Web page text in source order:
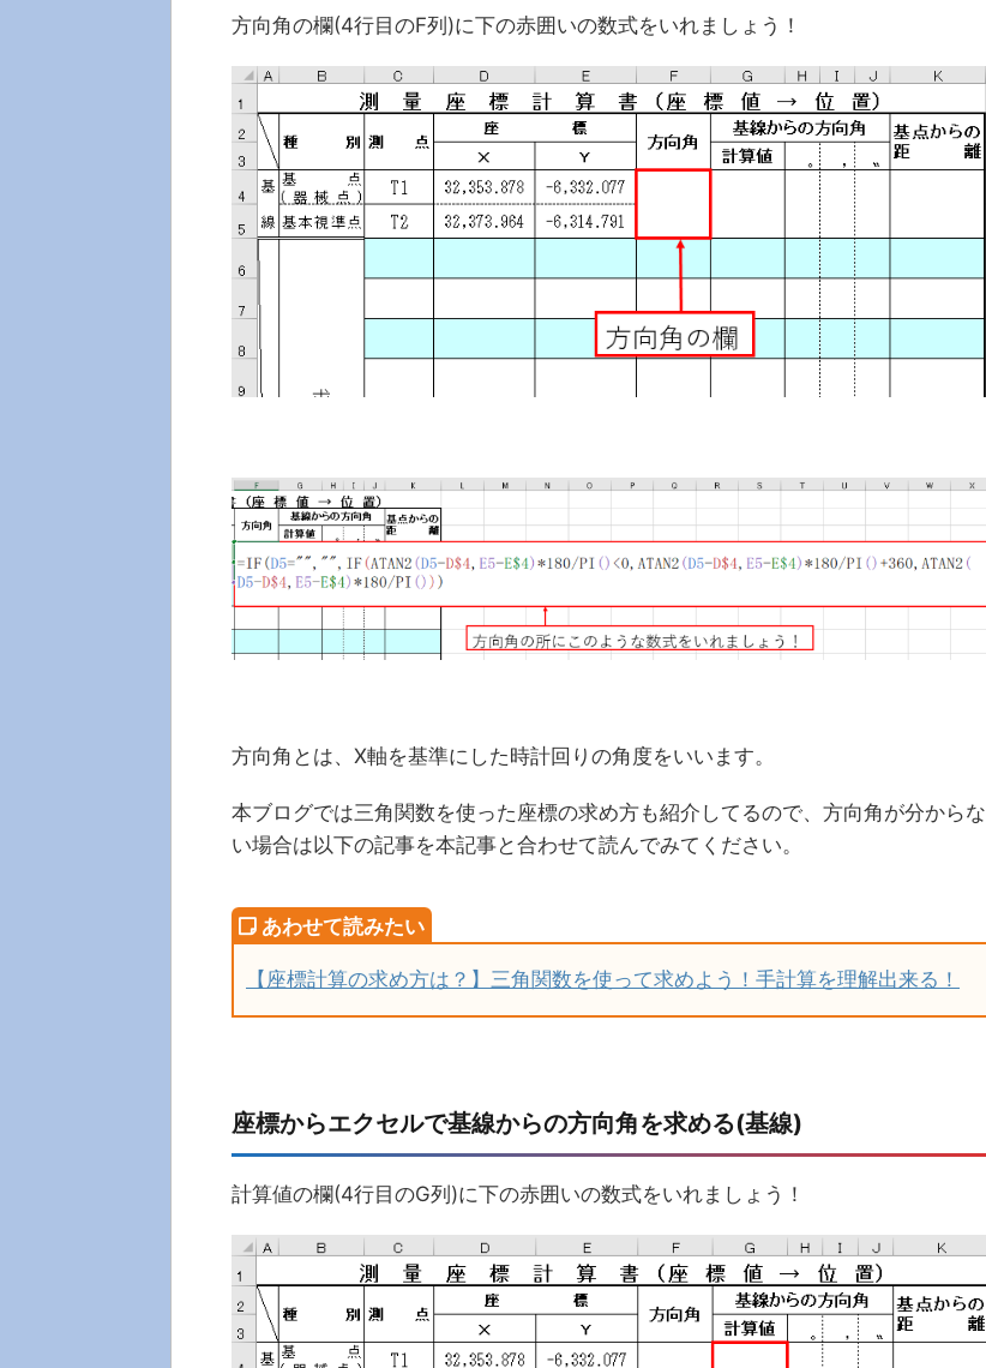
方向角の欄(4行目のF列)に下の赤囲いの数式をいれましょう！
方向角とは、X軸を基準にした時計回りの角度をいいます。
本ブログでは三角関数を使った座標の求め方も紹介してるので、方向角が分からな
い場合は以下の記事を本記事と合わせて読んでみてください。
【座標計算の求め方は？】三角関数を使って求めよう！手計算を理解出来る！
座標からエクセルで基線からの方向角を求める(基線)
計算値の欄(4行目のG列)に下の赤囲いの数式をいれましょう！